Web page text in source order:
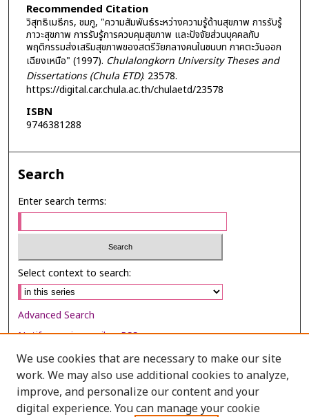
Recommended Citation
วิสุทธิเมธีกร, ชมภู, "ความสัมพันธ์ระหว่างความรู้ด้านสุขภาพ การรับรู้
ภาวะสุขภาพ การรับรู้การควบคุมสุขภาพ และปัจจัยส่วนบุคคลกับ
พฤติกรรมส่งเสริมสุขภาพของสตรีวัยกลางคนในชนบท ภาคตะวันออก
เฉียงเหนือ" (1997). Chulalongkorn University Theses and
Dissertations (Chula ETD). 23578.
https://digital.car.chula.ac.th/chulaetd/23578
ISBN
9746381288
Search
Enter search terms:
Select context to search:
Advanced Search
Notify me via email orRSS
Browse
Collections
Disciplines
We use cookies that are necessary to make our site
work. We may also use additional cookies to analyze,
improve, and personalize our content and your
digital experience. You can manage your cookie